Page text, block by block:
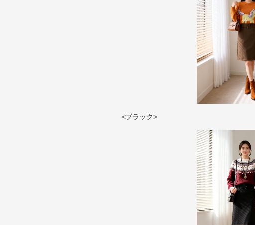
<ブラック>